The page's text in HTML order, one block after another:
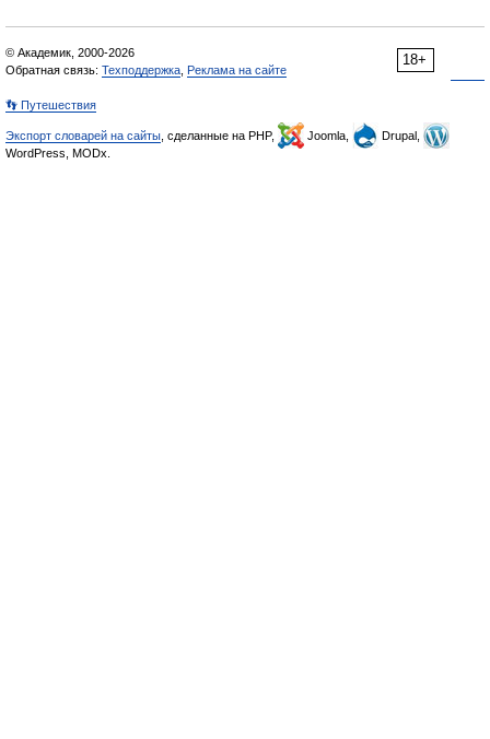
18+
© Академик, 2000-2026
Обратная связь: Техподдержка Реклама на сайте
👣 Путешествия
Экспорт словарей на сайты , сделанные на PHP, Joomla,
Drupal,
WordPress, MODx.